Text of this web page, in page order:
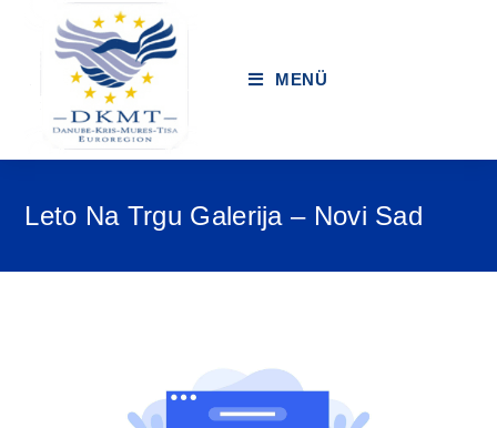
MENÜ
Leto Na Trgu Galerija – Novi Sad